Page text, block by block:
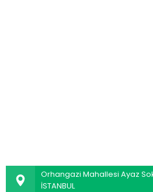
Orhangazi Mahallesi Ayaz
İSTANBUL